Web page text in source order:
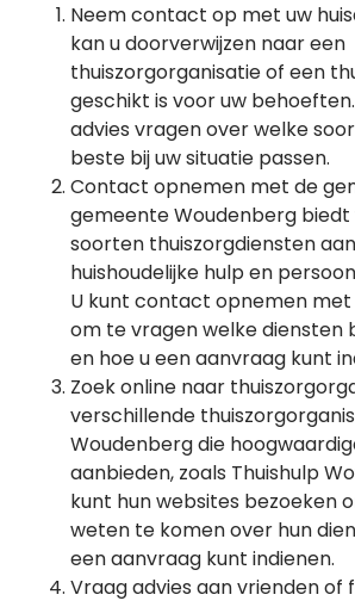
Neem contact op met uw
kan u doorverwijzen naar een
thuiszorgorganisatie of een
geschikt is voor uw
advies vragen over welke
beste bij uw situatie passen.
Contact opnemen met de
gemeente Woudenberg
soorten thuiszorgdiensten
huishoudelijke hulp en
U kunt contact opnemen
om te vragen welke diensten
en hoe u een aanvraag kunt
Zoek online naar
verschillende
Woudenberg die
aanbieden, zoals Thuishulp
kunt hun websites bezoeken
weten te komen over hun
een aanvraag kunt indienen.
Vraag advies aan vrienden of